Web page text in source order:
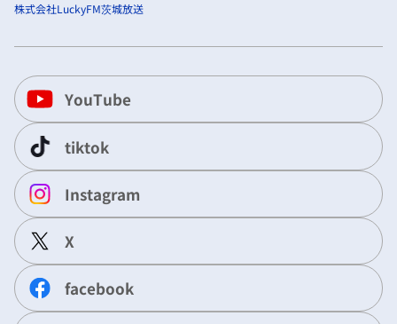
株式会社LuckyFM茨城放送
YouTube
tiktok
Instagram
X
facebook